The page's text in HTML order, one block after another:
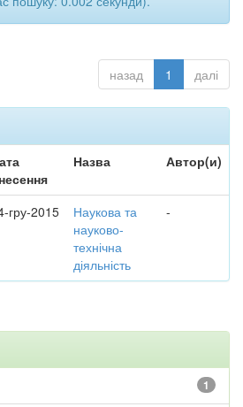
назад 1 далі
Назва Автор(и)
гру-2015
Наукова та
науково-
технічна
діяльність
-
1